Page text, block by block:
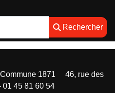
Rechercher
Commune 1871 46, rue des
01 45 81 60 54